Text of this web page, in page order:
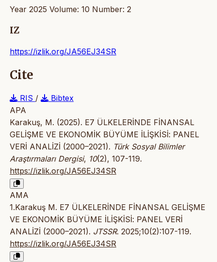
Year 2025 Volume: 10 Number: 2
IZ
https://izlik.org/JA56EJ34SR
Cite
RIS /
Bibtex
APA
Karakuş, M. (2025). E7 ÜLKELERİNDE FİNANSAL
GELİŞME VE EKONOMİK BÜYÜME İLİŞKİSİ: PANEL
VERİ ANALİZİ (2000–2021). Türk Sosyal Bilimler
Araştırmaları Dergisi, 10(2), 107-119.
https://izlik.org/JA56EJ34SR
AMA
1.Karakuş M. E7 ÜLKELERİNDE FİNANSAL GELİŞME
VE EKONOMİK BÜYÜME İLİŞKİSİ: PANEL VERİ
ANALİZİ (2000–2021). JTSSR. 2025;10(2):107-119.
https://izlik.org/JA56EJ34SR